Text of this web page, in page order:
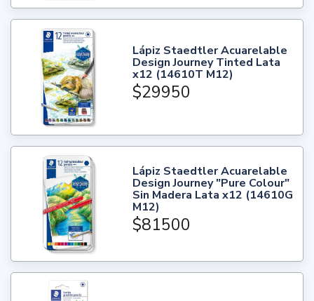
Lápiz Staedtler Acuarelable
Design Journey Tinted Lata
x12 (14610T M12)
$29950
Lápiz Staedtler Acuarelable
Design Journey "Pure Colour"
Sin Madera Lata x12 (14610G
M12)
$81500